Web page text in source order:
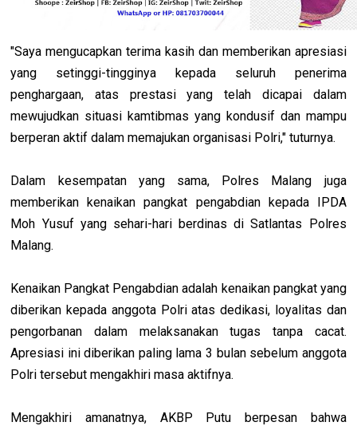
"Saya mengucapkan terima kasih dan memberikan apresiasi
yang setinggi-tingginya kepada seluruh penerima
penghargaan, atas prestasi yang telah dicapai dalam
mewujudkan situasi kamtibmas yang kondusif dan mampu
berperan aktif dalam memajukan organisasi Polri," tuturnya.
Dalam kesempatan yang sama, Polres Malang juga
memberikan kenaikan pangkat pengabdian kepada IPDA
Moh Yusuf yang sehari-hari berdinas di Satlantas Polres
Malang.
Kenaikan Pangkat Pengabdian adalah kenaikan pangkat yang
diberikan kepada anggota Polri atas dedikasi, loyalitas dan
pengorbanan dalam melaksanakan tugas tanpa cacat.
Apresiasi ini diberikan paling lama 3 bulan sebelum anggota
Polri tersebut mengakhiri masa aktifnya.
Mengakhiri amanatnya, AKBP Putu berpesan bahwa